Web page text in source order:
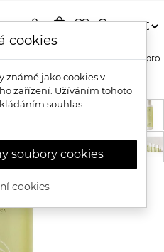
shopping_bagfavorite_bordersearch
person
Pečující vlasový & tělový šampon pro
cookies
známé jako cookies v
zařízení. Užíváním tohoto
souhlas.
soubory cookies
cookies